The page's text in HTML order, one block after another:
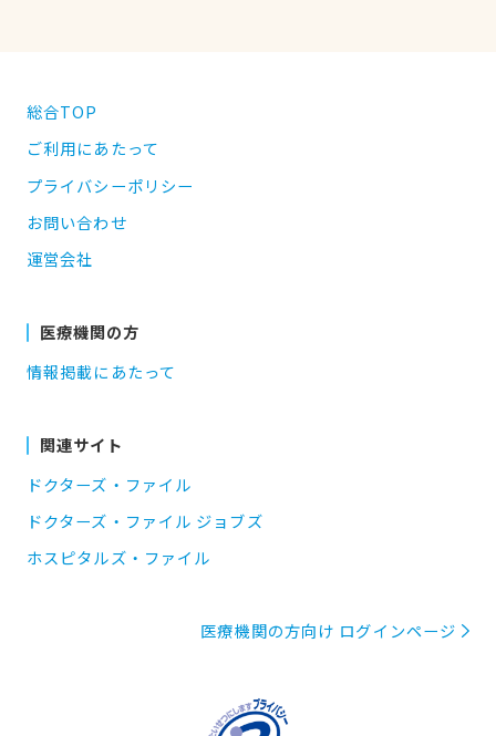
総合TOP
ご利用にあたって
プライバシーポリシー
お問い合わせ
運営会社
医療機関の方
情報掲載にあたって
関連サイト
ドクターズ・ファイル
ドクターズ・ファイル ジョブズ
ホスピタルズ・ファイル
医療機関の方向け ログインページ